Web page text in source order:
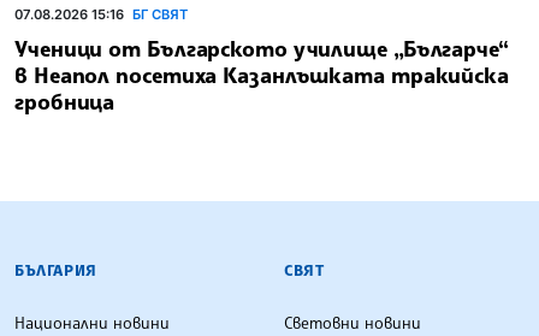
07.08.2026 15:16 БГ СВЯТ
Ученици от Българското училище „Българче“
в Неапол посетиха Казанлъшката тракийска
гробница
БЪЛГАРСКА ТЕЛЕГРАФНА АГЕНЦИЯ
БЪЛГАРИЯ
Национални новини
СВЯТ
Световни новини